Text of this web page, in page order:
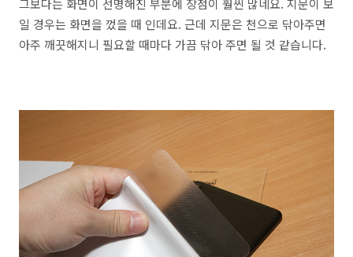
그보다는 화면이 선명해진 부분에 장점이 훨씬 많네요. 지문이 보
일 경우는 화면을 껐을 때 인데요. 근데 지문은 천으로 닦아주면
아주 깨끗해지니 필요할 때마다 가끔 닦아 주면 될 것 같습니다.